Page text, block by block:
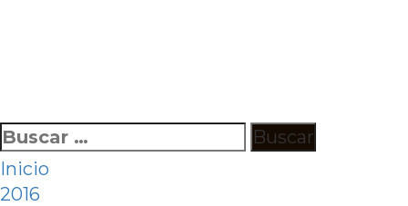
Ir
al
contenido
Buscar:
Inicio
2016